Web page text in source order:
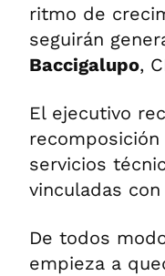
ritmo de
seguirán
Baccigalupo,
El ejecutivo
servicios
vinculadas
De todos
empieza a